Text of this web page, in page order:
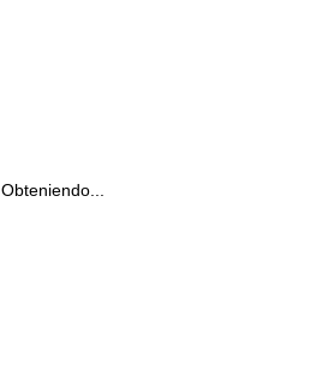
Obteniendo...